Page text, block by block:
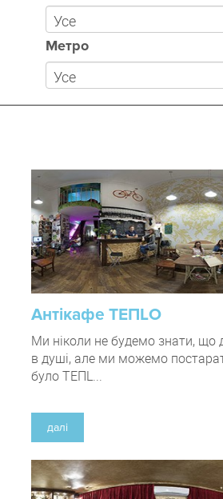
Метро
Антікафе ТЕПLО
Ми ніколи не будемо знати, що
в душі, але ми можемо
було ТЕПL...
далі